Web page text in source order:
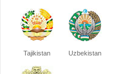
Tajikistan Uzbekistan